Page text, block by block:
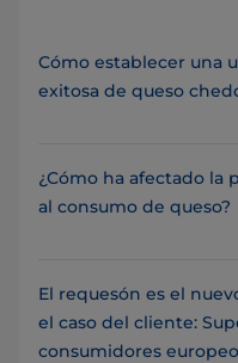
Cómo establecer una
exitosa de queso
¿Cómo ha afectado la
al consumo de queso?
El requesón es el
el caso del cliente:
consumidores